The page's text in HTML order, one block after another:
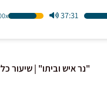
37:31
1.00x
"נר איש וביתו" | שיעור